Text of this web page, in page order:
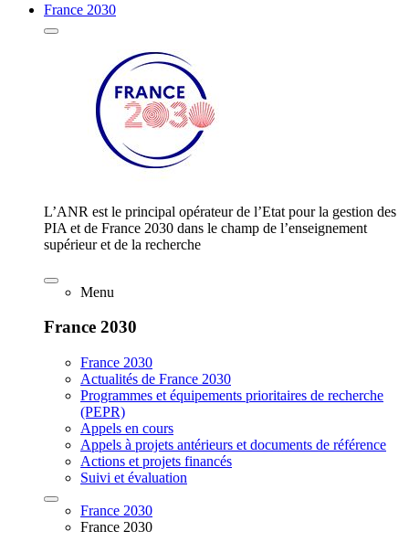
France 2030
L’ANR est le principal opérateur de l’Etat pour la gestion des
PIA et de France 2030 dans le champ de l’enseignement
supérieur et de la recherche
Menu
France 2030
France 2030
Actualités de France 2030
Programmes et équipements prioritaires de recherche
(PEPR)
Appels en cours
Appels à projets antérieurs et documents de référence
Actions et projets financés
Suivi et évaluation
France 2030
France 2030